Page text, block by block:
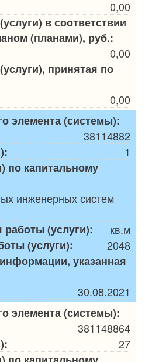
0,00
в соответствии
(планами), руб.:
0,00
принятая по
0,00
элемента (системы):
38114882
1
по капитальному
инженерных систем
(услуги):
кв.м
(услуги):
2048
указанная
30.08.2021
элемента (системы):
381148864
27